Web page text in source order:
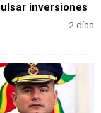
inversiones
2 días